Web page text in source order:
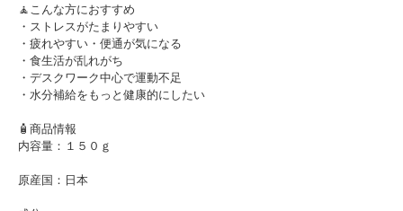
🧘こんな方におすすめ
・ストレスがたまりやすい
・疲れやすい・便通が気になる
・食生活が乱れがち
・デスクワーク中心で運動不足
・水分補給をもっと健康的にしたい
🧴商品情報
内容量：１５０ｇ
原産国：日本